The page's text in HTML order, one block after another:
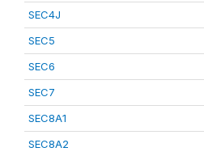
SEC4J
SEC5
SEC6
SEC7
SEC8A1
SEC8A2